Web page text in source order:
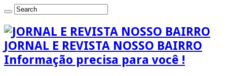
JORNAL E REVISTA NOSSO BAIRRO
Informação precisa para você !